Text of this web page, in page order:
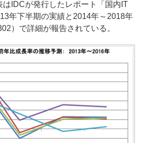
IDCが発行したレポート「国内IT
年下半期の実績と2014年～2018年
）で詳細が報告されている。